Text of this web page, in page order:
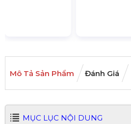
Mô Tả Sản Phẩm Đánh Giá
MỤC LỤC NỘI DUNG